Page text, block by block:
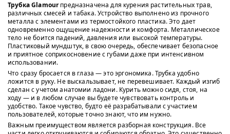
Трубка Glamourпредназначена для курения растительных трав,
различных смесей и табака. Устройство выполнено из прочного
металла с элементами из термостойкого пластика. Это дает
одновременно ощущение надежности и комфорта. Металлическое
тело не боится падений, давления или высокой температуры.
Пластиковый мундштук, в свою очередь, обеспечивает безопасное
и приятное соприкосновение с губами даже при интенсивном
использовании.
Что сразу бросается в глаза — это эргономика. Трубка удобно
ложится в руку. Не выскальзывает, не перевешивает. Каждый изгиб
сделан с учетом анатомии ладони. Курить можно сидя, стоя, на
ходу — и в любом случае вы будете чувствовать контроль и
удобство. Такое чувство, будто её разрабатывали с участием
пользователей, которые точно знают, что им нужно.
Важным преимуществом является разборная конструкция. Все